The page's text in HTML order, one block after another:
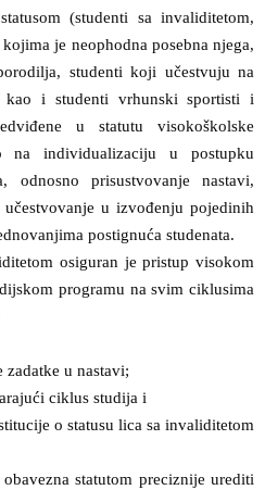
(studenti sa invaliditetom,
je neophodna posebna njega,
studenti koji učestvuju na
kao i studenti vrhunski sportisti i
u statutu visokoškolske
na individualizaciju u postupku
odnosno prisustvovanje nastavi,
učestvovanje u izvođenju pojedinih
postignuća studenata.
osiguran je pristup visokom
programu na svim ciklusima
u nastavi;
ciklus studija i
o statusu lica sa invaliditetom
statutom preciznije urediti